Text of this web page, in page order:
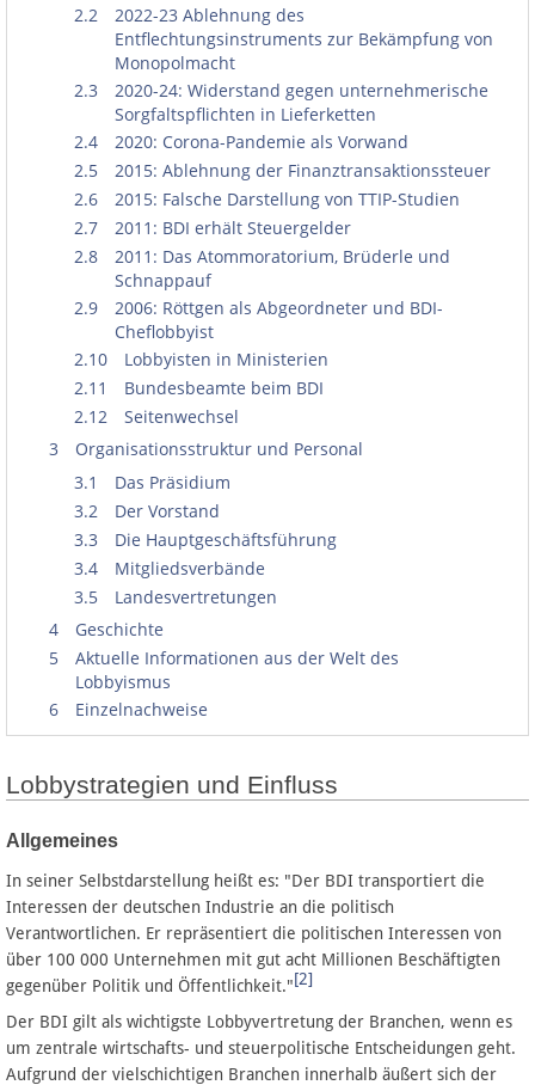
2.2
2022-23 Ablehnung des
Entflechtungsinstruments zur Bekämpfung von
Monopolmacht
2.3
2020-24: Widerstand gegen unternehmerische
Sorgfaltspflichten in Lieferketten
2.4
2020: Corona-Pandemie als Vorwand
2.5
2015: Ablehnung der Finanztransaktionssteuer
2.6
2015: Falsche Darstellung von TTIP-Studien
2.7
2011: BDI erhält Steuergelder
2.8
2011: Das Atommoratorium, Brüderle und
Schnappauf
2.9
2006: Röttgen als Abgeordneter und BDI-
Cheflobbyist
2.10
Lobbyisten in Ministerien
2.11
Bundesbeamte beim BDI
2.12
Seitenwechsel
3
Organisationsstruktur und Personal
3.1
Das Präsidium
3.2
Der Vorstand
3.3
Die Hauptgeschäftsführung
3.4
Mitgliedsverbände
3.5
Landesvertretungen
4
Geschichte
5
Aktuelle Informationen aus der Welt des
Lobbyismus
6
Einzelnachweise
Lobbystrategien und Einfluss
Allgemeines
In seiner Selbstdarstellung heißt es: "Der BDI transportiert die
Interessen der deutschen Industrie an die politisch
Verantwortlichen. Er repräsentiert die politischen Interessen von
über 100 000 Unternehmen mit gut acht Millionen Beschäftigten
gegenüber Politik und Öffentlichkeit."[2]
Der BDI gilt als wichtigste Lobbyvertretung der Branchen, wenn es
um zentrale wirtschafts- und steuerpolitische Entscheidungen geht.
Aufgrund der vielschichtigen Branchen innerhalb äußert sich der